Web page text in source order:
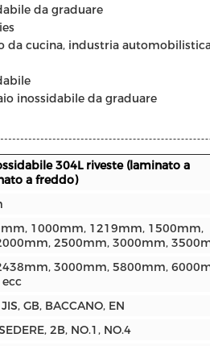
da graduare
da cucina, industria
inossidabile da graduare
304L riveste (laminato a
a freddo)
1000mm, 1219mm, 1500mm,
2500mm, 3000mm,
3000mm, 5800mm,
GB, BACCANO, EN
2B, NO.1, NO.4